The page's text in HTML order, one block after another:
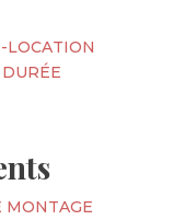
LOCATION
MONTAGE